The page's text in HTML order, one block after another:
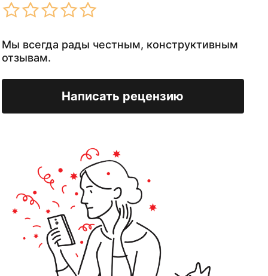
Мы всегда рады честным, конструктивным
отзывам.
Написать рецензию